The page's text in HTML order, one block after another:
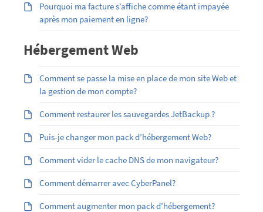
Pourquoi ma facture s’affiche comme étant impayée
après mon paiement en ligne?
Hébergement Web
Comment se passe la mise en place de mon site Web et
la gestion de mon compte?
Comment restaurer les sauvegardes JetBackup ?
Puis-je changer mon pack d’hébergement Web?
Comment vider le cache DNS de mon navigateur?
Comment démarrer avec CyberPanel?
Comment augmenter mon pack d’hébergement?